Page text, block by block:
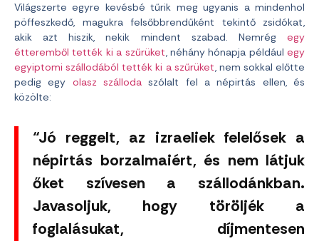
Világszerte egyre kevésbé tűrik meg ugyanis a mindenhol
pöffeszkedő, magukra felsőbbrendűként tekintő zsidókat,
akik azt hiszik, nekik mindent szabad. Nemrég egy
étteremből tették ki a szűrüket, néhány hónapja például egy
egyiptomi szállodából tették ki a szűrüket, nem sokkal előtte
pedig egy olasz szálloda szólalt fel a népirtás ellen, és
közölte:
“Jó reggelt, az izraeliek felelősek a
népirtás borzalmaiért, és nem látjuk
őket szívesen a szállodánkban.
Javasoljuk, hogy töröljék a
foglalásukat, díjmentesen